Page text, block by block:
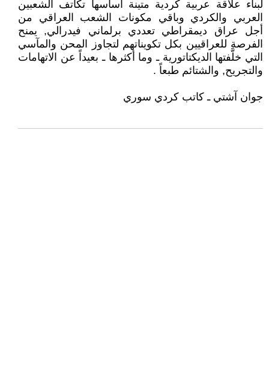
لبناء علاقة عربية كردية متينة أساسها تكاتف الشعبين
العربي والكردي وباقي مكونات الشعب العراقي من
أجل عراق ديمقراطي تعددي برلماني فيدرالي, يمنح
الفرصة للعراقيين بكل تكويناتهم لتجاوز المحن والمآسي
التي خلَّفتها الديكتاتورية ـ وما أكثرها ـ بعيداً عن الاتهامات
والتجريح, والشتائم طبعاً .
جوان آشتي ـ كاتب كردي سوري